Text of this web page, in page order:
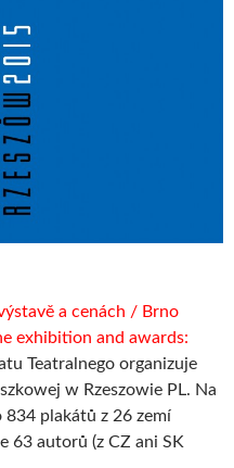
a cenách / Brno
exhibition and awards:
Teatralnego organizuje
w Rzeszowie PL. Na
834 plakátů z 26 zemí
63 autorů (z CZ ani SK